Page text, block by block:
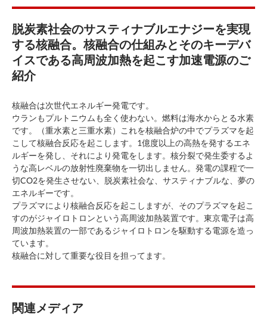
脱炭素社会のサスティナブルエナジーを実現
する核融合。核融合の仕組みとそのキーデバ
イスである高周波加熱を起こす加速電源のご
紹介
核融合は次世代エネルギー発電です。
ウランもプルトニウムも全く使わない。燃料は海水からとる水素
です。（重水素と三重水素）これを核融合炉の中でプラズマを起
こして核融合反応を起こします。1億度以上の高熱を発するエネ
ルギーを発し、それにより発電をします。核分裂で発生委するよ
うな高レベルの放射性廃棄物を一切出しません。発電の課程で一
切CO2を発生させない、脱炭素社会な、サスティナブルな、夢の
エネルギーです。
プラズマにより核融合反応を起こしますが、そのプラズマを起こ
すのがジャイロトロンという高周波加熱装置です。東京電子は高
周波加熱装置の一部であるジャイロトロンを駆動する電源を造っ
ています。
核融合に対して重要な役目を担ってます。
関連メディア